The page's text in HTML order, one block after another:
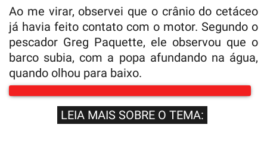
Ao me virar, observei que o crânio do cetáceo
já havia feito contato com o motor. Segundo o
pescador Greg Paquette, ele observou que o
barco subia, com a popa afundando na água,
quando olhou para baixo.
LEIA MAIS SOBRE O TEMA: